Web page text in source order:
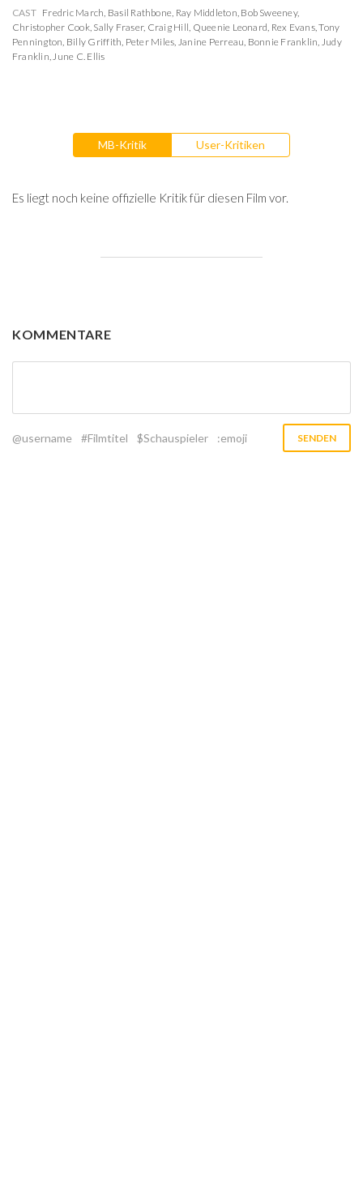
CAST Fredric March, Basil Rathbone, Ray Middleton, Bob Sweeney,
Christopher Cook, Sally Fraser, Craig Hill, Queenie Leonard, Rex Evans,Tony
Pennington, Billy Griffith, Peter Miles, Janine Perreau, Bonnie Franklin, Judy
Franklin,June C. Ellis
MB-Kritik User-Kritiken
Es liegt noch keine offizielle Kritik für diesen Film vor.
KOMMENTARE
@username #Filmtitel $Schauspieler :emoji